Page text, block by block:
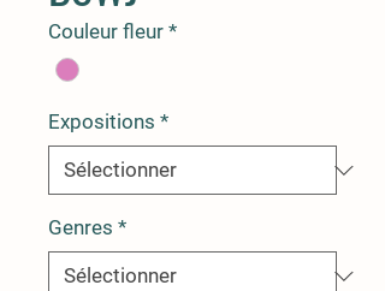
Couleur fleur *
Expositions *
Genres *